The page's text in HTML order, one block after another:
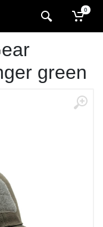
0
green